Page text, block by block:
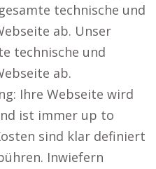
technische und
ab. Unser
technische und
ab.
Ihre Webseite wird
ist immer up to
sind klar definiert
Inwiefern